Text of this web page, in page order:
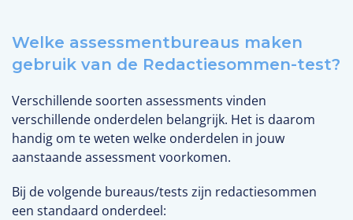
Welke assessmentbureaus maken
gebruik van de Redactiesommen-test?
Verschillende soorten assessments vinden
verschillende onderdelen belangrijk. Het is daarom
handig om te weten welke onderdelen in jouw
aanstaande assessment voorkomen.
Bij de volgende bureaus/tests zijn redactiesommen
een standaard onderdeel: